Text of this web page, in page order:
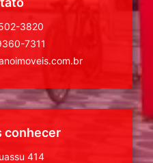
3820
7311
conhecer
414